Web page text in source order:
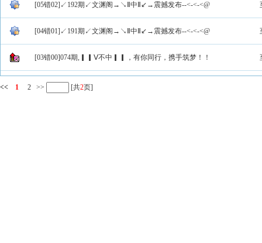
[05错02]↙192期↙文渊阁→↘Ⅱ中Ⅱ↙→震撼发布--<-<-<@
[04错01]↙191期↙文渊阁→↘Ⅱ中Ⅱ↙→震撼发布--<-<-<@
[03错00]074期,▎▎Ⅴ不中▎▎，有你同行，携手筑梦！！
<< 1 2 >> [共2页]